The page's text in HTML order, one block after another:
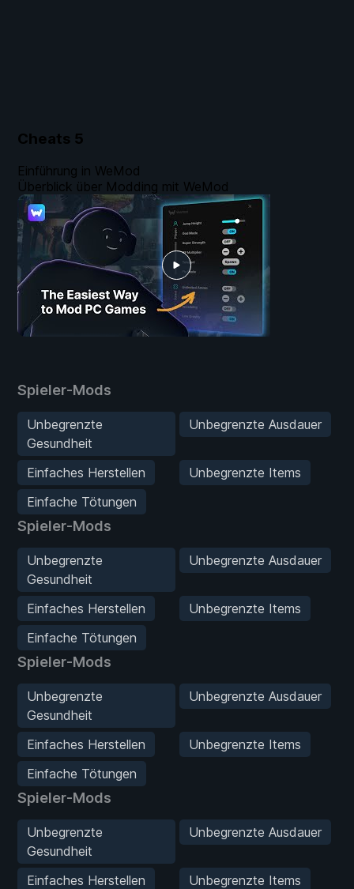
Cheats 5
Spieler-Mods
Unbegrenzte
Gesundheit
Unbegrenzte Ausdauer
Einfaches Herstellen
Unbegrenzte Items
Einfache Tötungen
Spieler-Mods
Unbegrenzte
Gesundheit
Unbegrenzte Ausdauer
Einfaches Herstellen
Unbegrenzte Items
Einfache Tötungen
Spieler-Mods
Unbegrenzte
Gesundheit
Unbegrenzte Ausdauer
Einfaches Herstellen
Unbegrenzte Items
Einfache Tötungen
Spieler-Mods
Unbegrenzte
Gesundheit
Unbegrenzte Ausdauer
Einfaches Herstellen
Unbegrenzte Items
Einführung in WeMod
Überblick über Modding mit WeMod